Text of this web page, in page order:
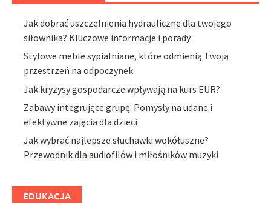
Jak dobrać uszczelnienia hydrauliczne dla twojego
siłownika? Kluczowe informacje i porady
Stylowe meble sypialniane, które odmienią Twoją
przestrzeń na odpoczynek
Jak kryzysy gospodarcze wpływają na kurs EUR?
Zabawy integrujące grupę: Pomysły na udane i
efektywne zajęcia dla dzieci
Jak wybrać najlepsze słuchawki wokółuszne?
Przewodnik dla audiofilów i miłośników muzyki
EDUKACJA